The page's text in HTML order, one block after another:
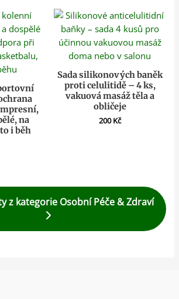
na
i běh
Sada silikonových baněk
proti celulitidě – 4 ks,
vakuová masáž těla a
obličeje
200Kč
z kategorie Osobní Péče & Zdraví